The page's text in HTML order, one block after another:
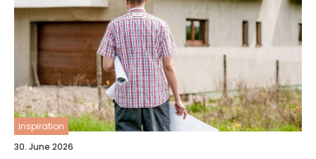
inspiration
30. June 2026